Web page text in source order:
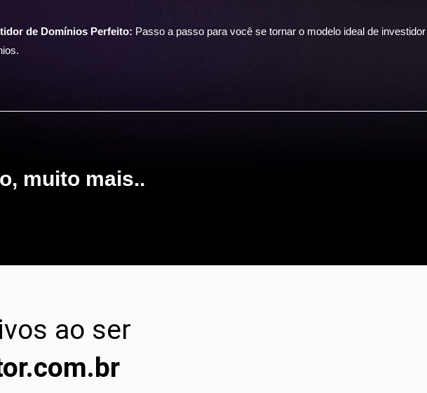
de Domínios Perfeito: Passo a passo para você se tornar o modelo ideal de
muito mais..
ao ser